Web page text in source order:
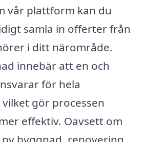
vår plattform kan du
samla in offerter från
i ditt närområde.
innebär att en och
för hela
gör processen
effektiv. Oavsett om